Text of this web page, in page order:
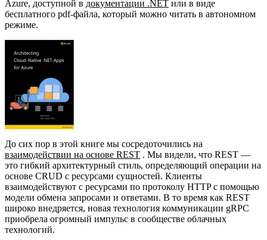
Azure, доступной в документации .NET или в виде
бесплатного pdf-файла, который можно читать в автономном
режиме.
До сих пор в этой книге мы сосредоточились на
взаимодействии на основе REST . Мы видели, что REST —
это гибкий архитектурный стиль, определяющий операции на
основе CRUD с ресурсами сущностей. Клиенты
взаимодействуют с ресурсами по протоколу HTTP с помощью
модели обмена запросами и ответами. В то время как REST
широко внедряется, новая технология коммуникации gRPC
приобрела огромный импульс в сообществе облачных
технологий.